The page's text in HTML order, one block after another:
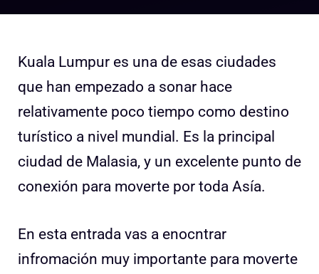
Kuala Lumpur es una de esas ciudades
que han empezado a sonar hace
relativamente poco tiempo como destino
turístico a nivel mundial. Es la principal
ciudad de Malasia, y un excelente punto de
conexión para moverte por toda Asía.
En esta entrada vas a enocntrar
infromación muy importante para moverte